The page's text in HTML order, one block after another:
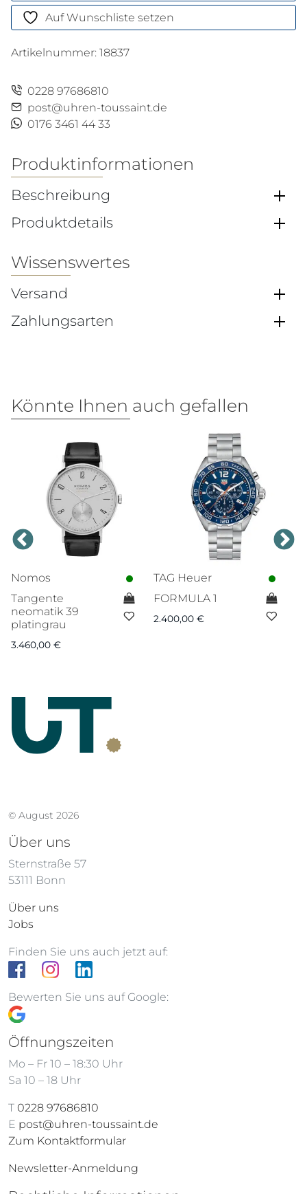
Auf Wunschliste setzen
Artikelnummer: 18837
0228 97686810
post@uhren-toussaint.de
0176 3461 44 33
Produktinformationen
Beschreibung
Produktdetails
Wissenswertes
Versand
Zahlungsarten
Könnte Ihnen auch gefallen
Nomos
Tangente
neomatik 39
platingrau
3.460,00 €
TAG Heuer
FORMULA 1
2.400,00 €
© August 2026
Über uns
Sternstraße 57
53111 Bonn
Über uns
Jobs
Finden Sie uns auch jetzt auf:
Bewerten Sie uns auf Google:
Öffnungszeiten
Mo – Fr 10 – 18:30 Uhr
Sa 10 – 18 Uhr
T 0228 97686810
E post@uhren-toussaint.de
Zum Kontaktformular
Newsletter-Anmeldung